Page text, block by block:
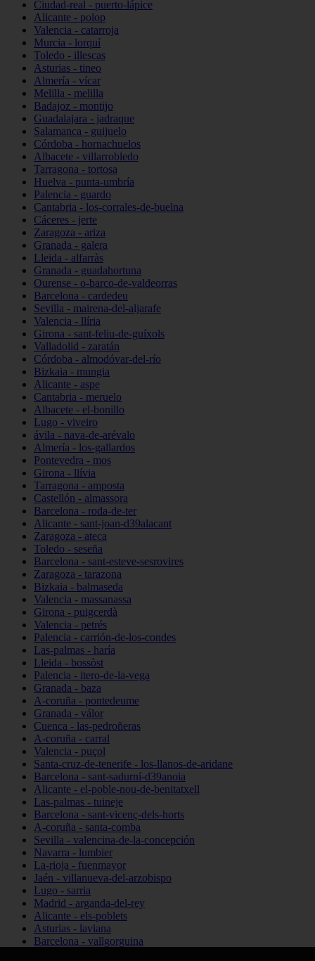
Ciudad-real - puerto-lápice
Alicante - polop
Valencia - catarroja
Murcia - lorquí
Toledo - illescas
Asturias - tineo
Almería - vícar
Melilla - melilla
Badajoz - montijo
Guadalajara - jadraque
Salamanca - guijuelo
Córdoba - hornachuelos
Albacete - villarrobledo
Tarragona - tortosa
Huelva - punta-umbría
Palencia - guardo
Cantabria - los-corrales-de-buelna
Cáceres - jerte
Zaragoza - ariza
Granada - galera
Lleida - alfarràs
Granada - guadahortuna
Ourense - o-barco-de-valdeorras
Barcelona - cardedeu
Sevilla - mairena-del-aljarafe
Valencia - llíria
Girona - sant-feliu-de-guíxols
Valladolid - zaratán
Córdoba - almodóvar-del-río
Bizkaia - mungia
Alicante - aspe
Cantabria - meruelo
Albacete - el-bonillo
Lugo - viveiro
ávila - nava-de-arévalo
Almería - los-gallardos
Pontevedra - mos
Girona - llívia
Tarragona - amposta
Castellón - almassora
Barcelona - roda-de-ter
Alicante - sant-joan-d39alacant
Zaragoza - ateca
Toledo - seseña
Barcelona - sant-esteve-sesrovires
Zaragoza - tarazona
Bizkaia - balmaseda
Valencia - massanassa
Girona - puigcerdà
Valencia - petrés
Palencia - carrión-de-los-condes
Las-palmas - haría
Lleida - bossòst
Palencia - itero-de-la-vega
Granada - baza
A-coruña - pontedeume
Granada - válor
Cuenca - las-pedroñeras
A-coruña - carral
Valencia - puçol
Santa-cruz-de-tenerife - los-llanos-de-aridane
Barcelona - sant-sadurní-d39anoia
Alicante - el-poble-nou-de-benitatxell
Las-palmas - tuineje
Barcelona - sant-vicenç-dels-horts
A-coruña - santa-comba
Sevilla - valencina-de-la-concepción
Navarra - lumbier
La-rioja - fuenmayor
Jaén - villanueva-del-arzobispo
Lugo - sarria
Madrid - arganda-del-rey
Alicante - els-poblets
Asturias - laviana
Barcelona - vallgorguina